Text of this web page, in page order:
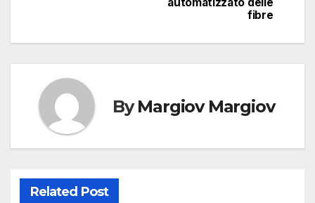
fibre
ByMargiov Margiov
Related Post